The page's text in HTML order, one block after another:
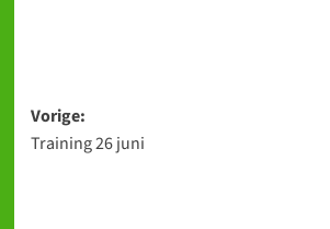
Bericht
navigatie
Vorige:
Training 26 juni